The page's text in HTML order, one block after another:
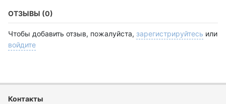
ОТЗЫВЫ (0)
Чтобы добавить отзыв, пожалуйста, зарегистрируйтесь или
войдите
Контакты